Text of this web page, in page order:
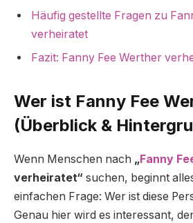
Häufig gestellte Fragen zu
verheiratet
Fazit: Fanny Fee Werther
Wer ist Fanny Fee
(Überblick &
Wenn Menschen nach „Fanny
verheiratet“ suchen, beginnt
einfachen Frage: Wer ist diese
Genau hier wird es interessant,